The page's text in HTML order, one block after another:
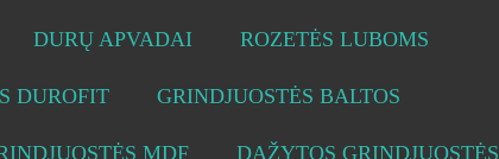
DURŲ APVADAI ROZETĖS LUBOMS
DUROFIT GRINDJUOSTĖS BALTOS
MDF DAŽYTOS GRINDJUOSTĖS